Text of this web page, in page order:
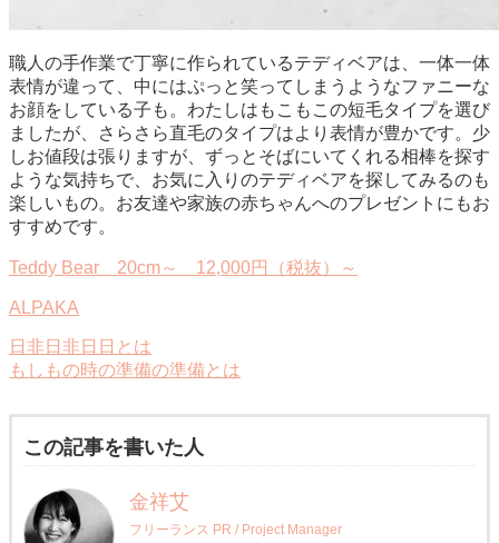
職人の手作業で丁寧に作られているテディベアは、一体一体
表情が違って、中にはぷっと笑ってしまうようなファニーな
お顔をしている子も。わたしはもこもこの短毛タイプを選び
ましたが、さらさら直毛のタイプはより表情が豊かです。少
しお値段は張りますが、ずっとそばにいてくれる相棒を探す
ような気持ちで、お気に入りのテディベアを探してみるのも
楽しいもの。お友達や家族の赤ちゃんへのプレゼントにもお
すすめです。
Teddy Bear 20cm～ 12,000円（税抜）～
ALPAKA
日非日非日日とは
もしもの時の準備の準備とは
この記事を書いた人
金祥艾
フリーランス PR / Project Manager